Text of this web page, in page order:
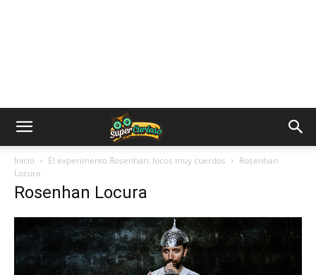
Inicio El experimento Rosenhan: locos muy cuerdos
Rosenhan
Locura
Rosenhan Locura